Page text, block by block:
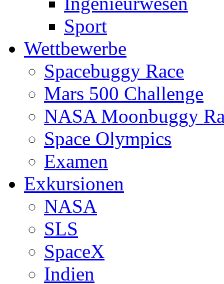
Sport
Wettbewerbe
Spacebuggy Race
Mars 500 Challenge
NASA Moonbuggy
Space Olympics
Examen
Exkursionen
NASA
SLS
SpaceX
Indien